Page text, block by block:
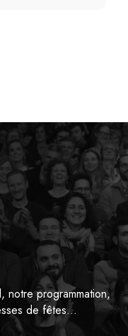
notre programmation,
de fêtes…